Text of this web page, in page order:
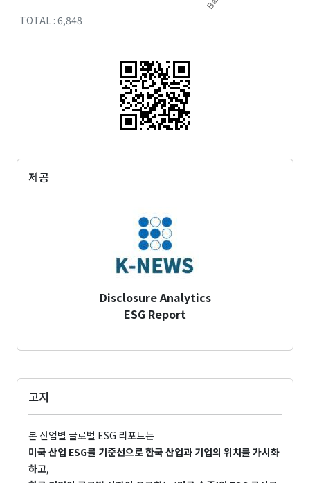
TOTAL : 6,848
제공
Disclosure Analytics
ESG Report
고지
본 산업별 글로벌 ESG 리포트는
미국 산업 ESG를 기준선으로 한국 산업과 기업의 위치를 가시화
하고,